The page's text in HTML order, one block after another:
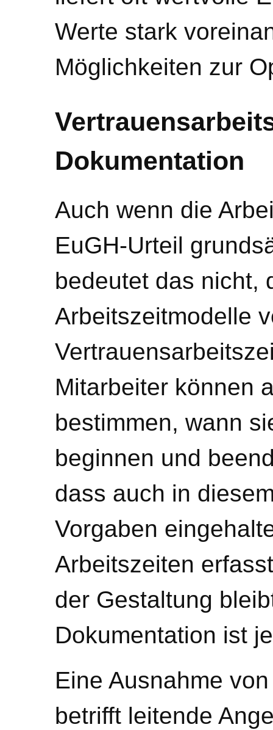
Werte stark
Möglichkeiten zur
Dokumentation
Auch wenn die
EuGH-Urteil
bedeutet das nicht,
Arbeitszeitmodelle
Mitarbeiter können
bestimmen, wann
beginnen und
dass auch in
Vorgaben
Arbeitszeiten
der Gestaltung
Dokumentation ist
Eine Ausnahme
betrifft leitende